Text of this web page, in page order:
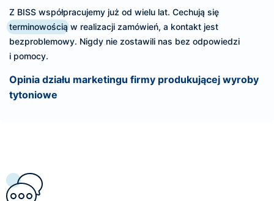
Z BISS współpracujemy już od wielu lat. Cechują się
terminowościąw realizacji zamówień, a kontakt jest
bezproblemowy. Nigdy nie zostawili nas bez odpowiedzi
i pomocy.
Opinia działu marketingu firmy produkującej wyroby
tytoniowe